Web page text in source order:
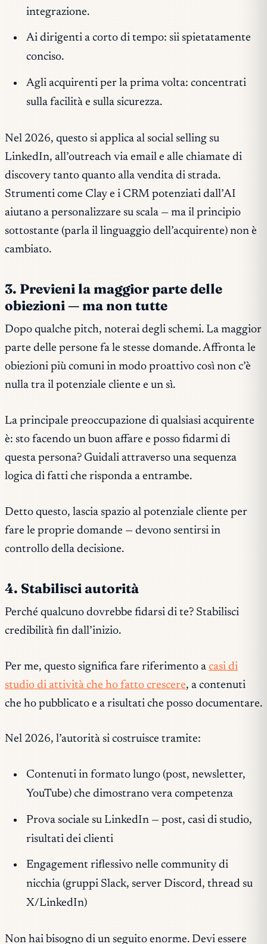
integrazione.
Ai dirigenti a corto di tempo: sii spietatamente
conciso.
Agli acquirenti per la prima volta: concentrati
sulla facilità e sulla sicurezza.
Nel 2026, questo si applica al social selling su
LinkedIn, all’outreach via email e alle chiamate di
discovery tanto quanto alla vendita di strada.
Strumenti come Clay e i CRM potenziati dall’AI
aiutano a personalizzare su scala — ma il principio
sottostante (parla il linguaggio dell’acquirente) non è
cambiato.
3. Previeni la maggior parte delle
obiezioni — ma non tutte
Dopo qualche pitch, noterai degli schemi. La maggior
parte delle persone fa le stesse domande. Affronta le
obiezioni più comuni in modo proattivo così non c’è
nulla tra il potenziale cliente e un sì.
La principale preoccupazione di qualsiasi acquirente
è: sto facendo un buon affare e posso fidarmi di
questa persona? Guidali attraverso una sequenza
logica di fatti che risponda a entrambe.
Detto questo, lascia spazio al potenziale cliente per
fare le proprie domande — devono sentirsi in
controllo della decisione.
4. Stabilisci autorità
Perché qualcuno dovrebbe fidarsi di te? Stabilisci
credibilità fin dall’inizio.
Per me, questo significa fare riferimento a casi di
studio di attività che ho fatto crescere, a contenuti
che ho pubblicato e a risultati che posso documentare.
Nel 2026, l’autorità si costruisce tramite:
Contenuti in formato lungo (post, newsletter,
YouTube) che dimostrano vera competenza
Prova sociale su LinkedIn — post, casi di studio,
risultati dei clienti
Engagement riflessivo nelle community di
nicchia (gruppi Slack, server Discord, thread su
X/LinkedIn)
Non hai bisogno di un seguito enorme. Devi essere